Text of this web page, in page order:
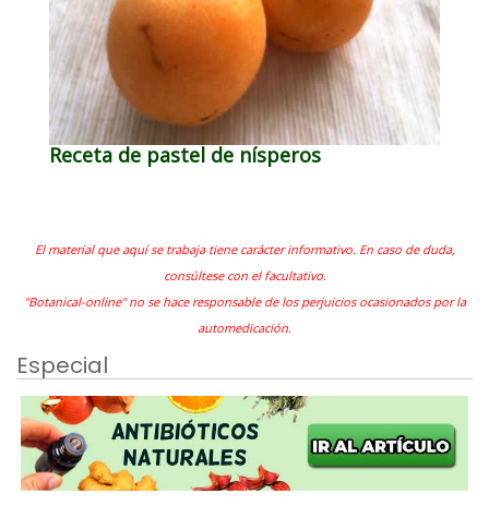
Receta de pastel de nísperos
El material que aquí se trabaja tiene carácter informativo. En caso de duda,
consúltese con el facultativo.
"Botanical-online" no se hace responsable de los perjuicios ocasionados por la
automedicación.
Especial